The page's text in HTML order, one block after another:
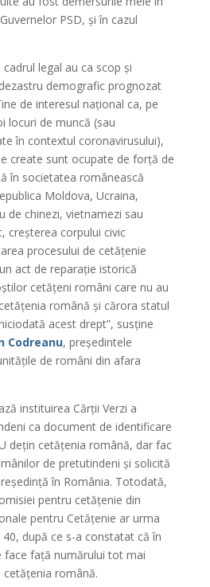
PSD, și în cazul
legal au ca scop și
demografic prognozat
de interesul național ca, pe
locuri de muncă (sau
în contextul coronavirusului),
create sunt ocupate de forță de
în societatea românească
Moldova, Ucraina,
de chinezi, vietnamezi sau
creșterea corpului civic
procesului de cetățenie
act de reparație istorică
cetățeni români care nu au
română și cărora statul
acest drept”, susține
Codreanu, președintele
de români din afara
instituirea Cărții Verzi a
ca document de identificare
dețin cetățenia română, dar fac
de pretutindeni și solicită
în România. Totodată,
pentru cetățenie din
pentru Cetățenie ar urma
după ce s-a constatat că în
face față numărului tot mai
română.